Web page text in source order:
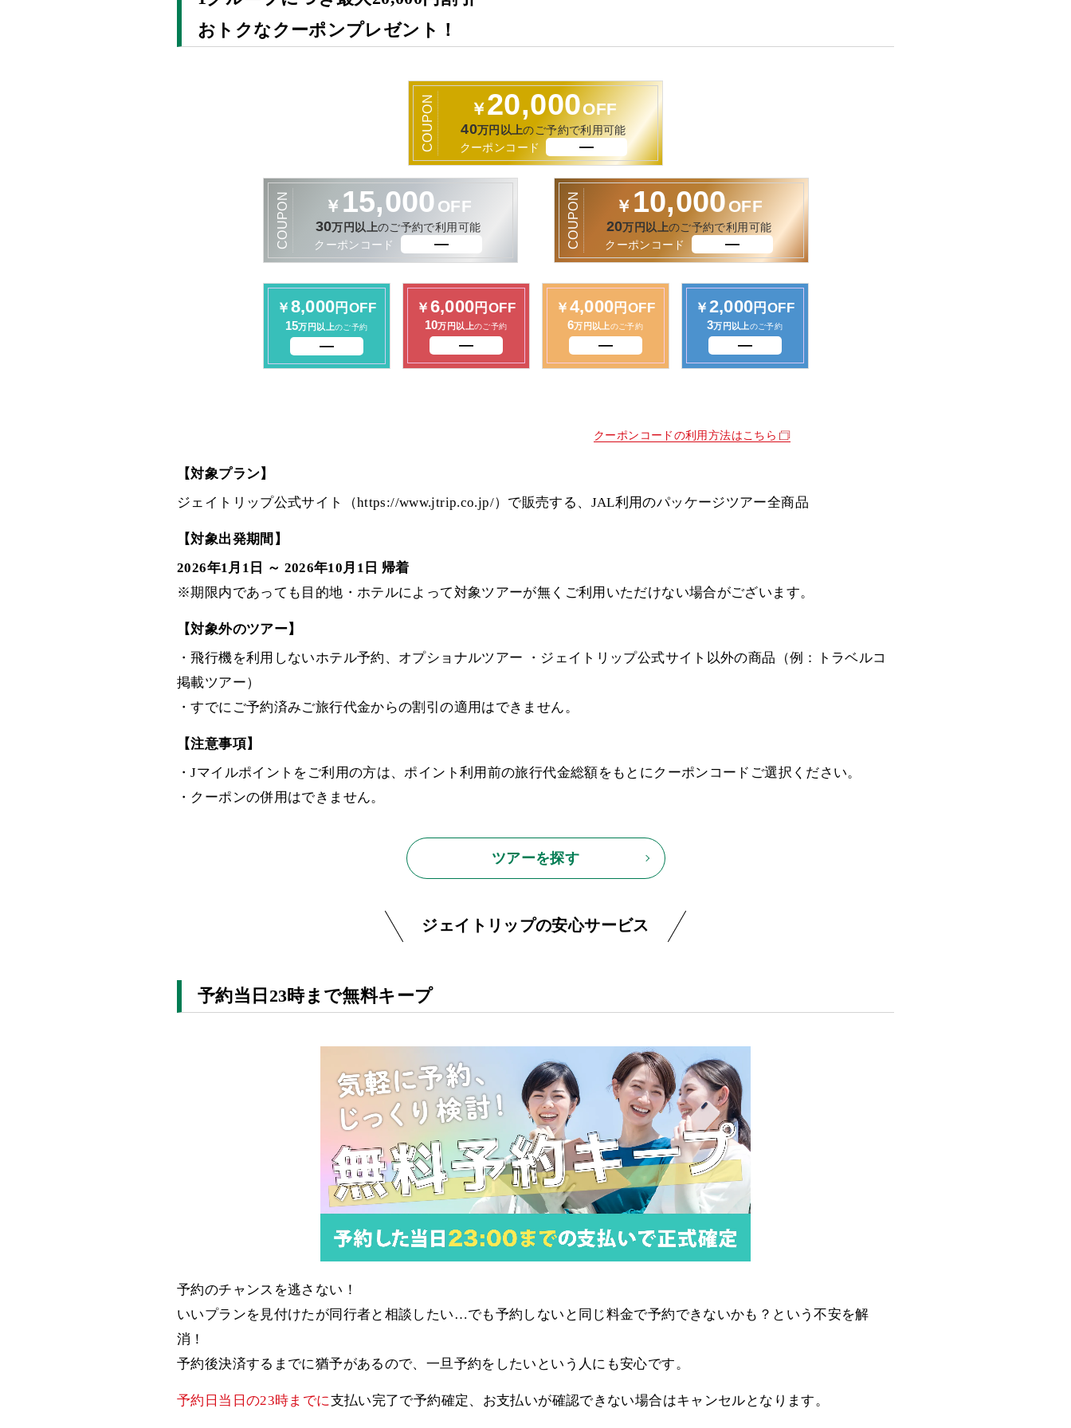
おトクなクーポンプレゼント！
￥20,000OFF
40万円以上のご予約で利用可能
COUPON クーポンコード
￥ 15,000 OFF
30万円以上のご予約で利用可能
COUPON クーポンコード
￥ 10,000 OFF
20万円以上のご予約で利用可能
COUPON クーポンコード
￥ 8,000円OFF
15万円以上のご予約
￥ 6,000円OFF
10万円以上のご予約
￥ 4,000円OFF
6万円以上のご予約
￥ 2,000円OFF
3万円以上のご予約
クーポンコードの利用方法はこちら
【対象プラン】
ジェイトリップ公式サイト（https://www.jtrip.co.jp/）で販売する、JAL利用のパッケージツアー全商品
【対象出発期間】
2026年1月1日 ～ 2026年10月1日 帰着
※期限内であっても目的地・ホテルによって対象ツアーが無くご利用いただけない場合がございます。
【対象外のツアー】
・飛行機を利用しないホテル予約、オプショナルツアー ・ジェイトリップ公式サイト以外の商品（例：トラベルコ
掲載ツアー）
・すでにご予約済みご旅行代金からの割引の適用はできません。
【注意事項】
・Jマイルポイントをご利用の方は、ポイント利用前の旅行代金総額をもとにクーポンコードご選択ください。
・クーポンの併用はできません。
ツアーを探す
ジェイトリップの安心サービス
予約当日23時まで無料キープ
予約のチャンスを逃さない！
いいプランを見付けたが同行者と相談したい…でも予約しないと同じ料金で予約できないかも？という不安を解
消！
予約後決済するまでに猶予があるので、一旦予約をしたいという人にも安心です。
予約日当日の23時までに支払い完了で予約確定、お支払いが確認できない場合はキャンセルとなります。